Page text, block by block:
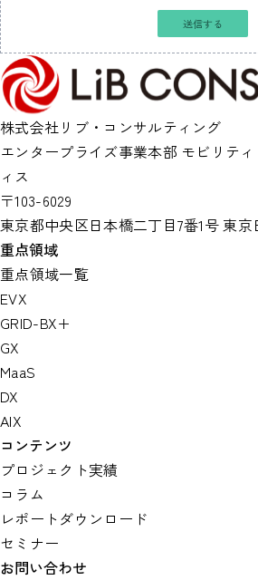
株式会社リブ・コンサルティング
エンタープライズ事業本部 モビリテ
ィス
〒103-6029
東京都中央区日本橋二丁目7番1号 東
重点領域
重点領域一覧
EVX
GRID-BX+
GX
MaaS
DX
AIX
コンテンツ
プロジェクト実績
コラム
レポートダウンロード
セミナー
お問い合わせ